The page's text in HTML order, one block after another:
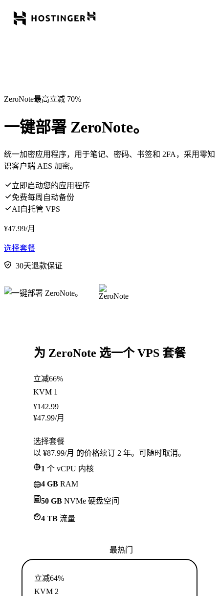
ZeroNote最高立减 70%
一键部署 ZeroNote。
统一加密应用程序，用于笔记、密码、书签和 2FA，采用零知
识客户端 AES 加密。
立即启动您的应用程序
免费每周自动备份
AI自托管 VPS
¥47.99/月
选择套餐
30天退款保证
为 ZeroNote 选一个 VPS 套餐
立减66%
KVM 1
¥142.99
¥47.99/月
选择套餐
以 ¥87.99/月 的价格续订 2 年。可随时取消。
1 个 vCPU 内核
4 GB RAM
50 GB NVMe 硬盘空间
4 TB 流量
最热门
立减64%
KVM 2